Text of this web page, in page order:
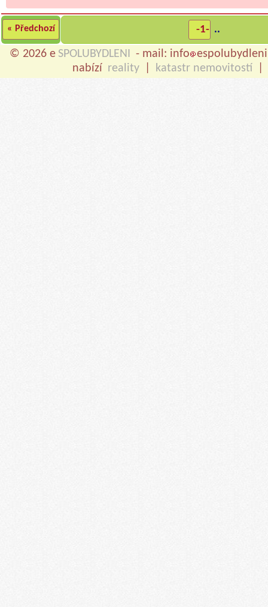
« Předchozí -1- ..
© 2026 e SPOLUBYDLENI - mail: info
nabízí reality katastr nemovitostí